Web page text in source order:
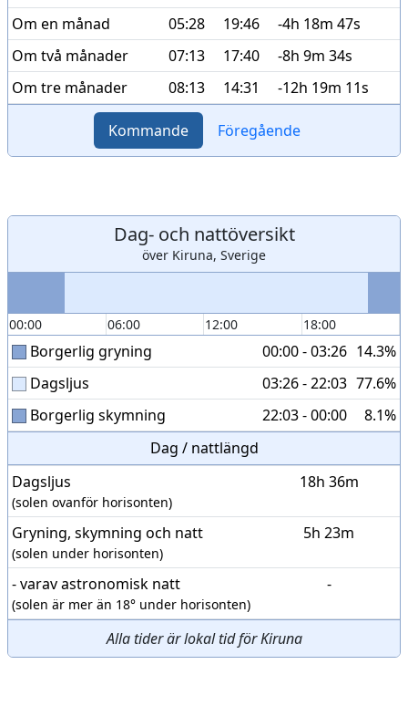
Om en månad
05:28 19:46
-4h 18m 47s
Om två månader
07:13 17:40
-8h 9m 34s
Om tre månader
08:13 14:31 -12h 19m 11s
Kommande Föregående
Dag- och nattöversikt
över Kiruna, Sverige
00:00 06:00 12:00 18:00
Borgerlig gryning 00:00 - 03:26 14.3%
Dagsljus
03:26 - 22:03 77.6%
Borgerlig skymning
22:03 - 00:00
8.1%
Dag / nattlängd
Dagsljus
(solen ovanför horisonten)
18h 36m
Gryning, skymning och natt
(solen under horisonten)
5h 23m
- varav astronomisk natt
(solen är mer än 18° under horisonten)
-
Alla tider är lokal tid för Kiruna